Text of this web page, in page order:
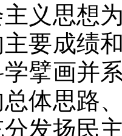
义思想
要成绩
擘画并
体思路
发扬民